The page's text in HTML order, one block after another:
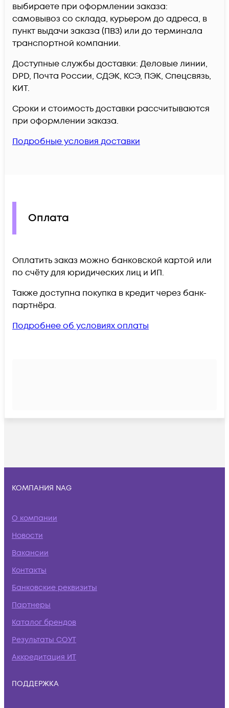
выбираете при оформлении заказа:
самовывоз со склада, курьером до адреса, в
пункт выдачи заказа (ПВЗ) или до терминала
транспортной компании.
Доступные службы доставки: Деловые линии,
DPD, Почта России, СДЭК, КСЭ, ПЭК, Спецсвязь,
КИТ.
Сроки и стоимость доставки рассчитываются
при оформлении заказа.
Подробные условия доставки
Оплата
Оплатить заказ можно банковской картой или
по счёту для юридических лиц и ИП.
Также доступна покупка в кредит через банк-
партнёра.
Подробнее об условиях оплаты
КОМПАНИЯ NAG
О компании
Новости
Вакансии
Контакты
Банковские реквизиты
Партнеры
Каталог брендов
Результаты СОУТ
Аккредитация ИТ
ПОДДЕРЖКА